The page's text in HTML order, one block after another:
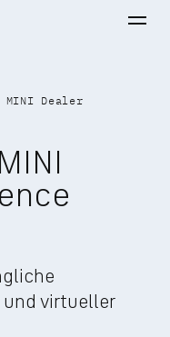
Dealer
und virtueller